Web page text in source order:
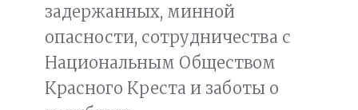
задержанных, минной
опасности, сотрудничества с
Национальным Обществом
Красного Креста и заботы о